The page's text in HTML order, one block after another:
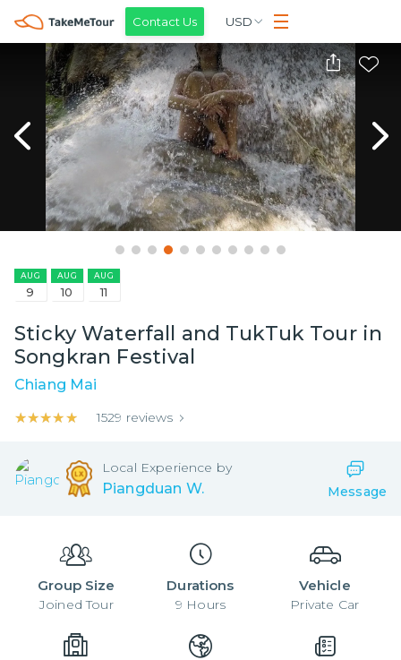
Contact Us USD
AUG
9
AUG
10
AUG
11
Sticky Waterfall and TukTuk Tour in
Songkran Festival
Chiang Mai
★★★★★
★★★★★ 1529 reviews
Local Experience by
Piangduan W. Message
Group Size
Joined Tour
Durations
9 Hours
Vehicle
Private Car